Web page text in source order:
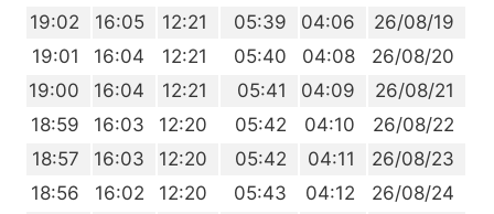
26/08/19
04:06
05:39
12:21
16:05
19:02
26/08/20
04:08
05:40
12:21
16:04
19:01
26/08/21
04:09
05:41
12:21
16:04
19:00
26/08/22
04:10
05:42
12:20
16:03
18:59
26/08/23
04:11
05:42
12:20
16:03
18:57
26/08/24
04:12
05:43
12:20
16:02
18:56